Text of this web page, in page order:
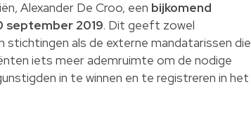
Alexander De Croo, een bijkomend
2019. Dit geeft zowel
stichtingen als de externe mandatarissen die
iets meer ademruimte om de nodige
in te winnen en te registreren in het